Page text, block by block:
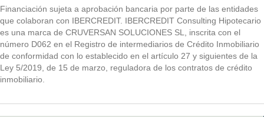
Financiación sujeta a aprobación bancaria por parte de las entidades
que colaboran con IBERCREDIT. IBERCREDIT Consulting Hipotecario
es una marca de CRUVERSAN SOLUCIONES SL, inscrita con el
número D062 en el Registro de intermediarios de Crédito Inmobiliario
de conformidad con lo establecido en el artículo 27 y siguientes de la
Ley 5/2019, de 15 de marzo, reguladora de los contratos de crédito
inmobiliario.